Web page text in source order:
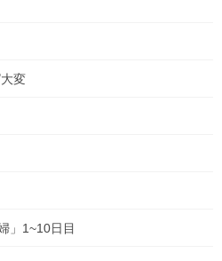
になる主婦」31～
、主婦のみんな！！！
変
」1~10日目